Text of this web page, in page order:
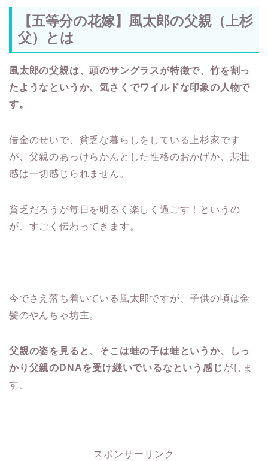
【五等分の花嫁】風太郎の父親（上杉
父）とは
風太郎の父親は、頭のサングラスが特徴で、竹を割っ
たようなというか、気さくでワイルドな印象の人物で
す。
借金のせいで、貧乏な暮らしをしている上杉家です
が、父親のあっけらかんとした性格のおかげか、悲壮
感は一切感じられません。
貧乏だろうが毎日を明るく楽しく過ごす！というの
が、すごく伝わってきます。
今でさえ落ち着いている風太郎ですが、子供の頃は金
髪のやんちゃ坊主。
父親の姿を見ると、そこは蛙の子は蛙というか、しっ
かり父親のDNAを受け継いでいるなという感じがしま
す。
スポンサーリンク